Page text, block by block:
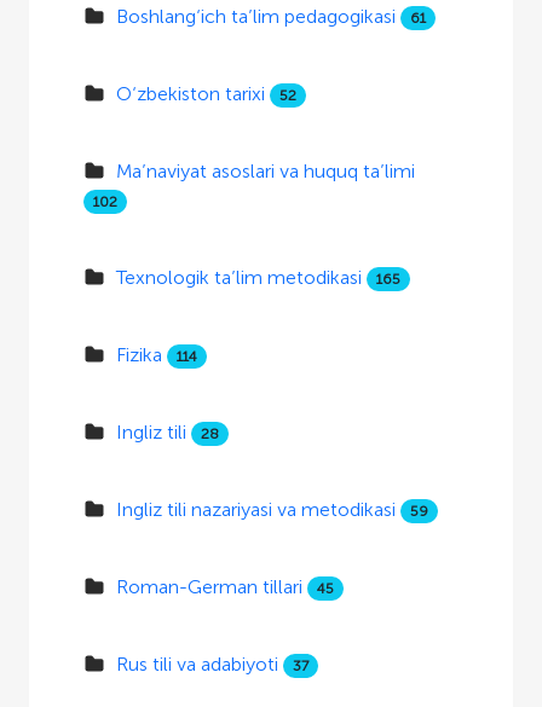
Boshlang‘ich ta’lim pedagogikasi 61
O‘zbekiston tarixi 52
Ma’naviyat asoslari va huquq ta’limi
102
Texnologik ta’lim metodikasi 165
Fizika 114
Ingliz tili 28
Ingliz tili nazariyasi va metodikasi 59
Roman-German tillari 45
Rus tili va adabiyoti 37